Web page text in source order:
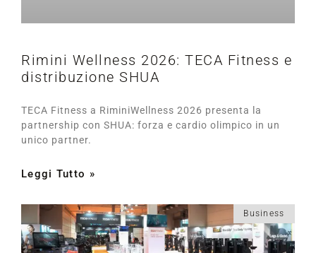
Rimini Wellness 2026: TECA Fitness e
distribuzione SHUA
TECA Fitness a RiminiWellness 2026 presenta la
partnership con SHUA: forza e cardio olimpico in un
unico partner.
Leggi Tutto »
Business